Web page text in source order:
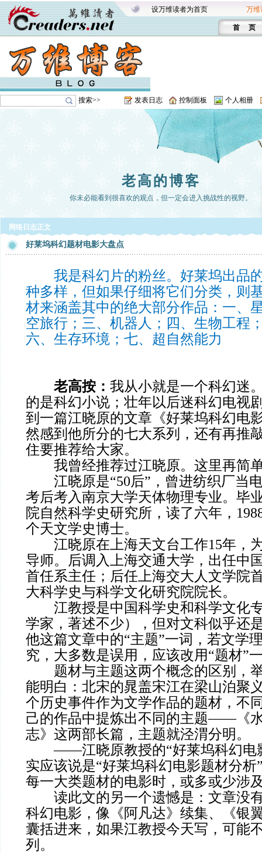
设万维读者为首页 万维
首 页
搜索>> 发表日志 控制面板 个人相册
老高的博客
你未必能看到很喜欢的观点，但一定会进入挑战性的视野。
网络日志正文
好莱坞科幻题材电影大盘点
我是科幻片的粉丝。好莱坞出品
种多样，但如果仔细将它们分类，则
材来涵盖其中的绝大部分作品：一、
空旅行；三、机器人；四、生物工程
六、生存环境；七、超自然能力
老高按： 我从小就是一个科幻迷
的是科幻小说；壮年以后迷科幻电视
到一篇江晓原的文章《好莱坞科幻电
然感到他所分的七大系列，还有再推
住要推荐给大家。
我曾经推荐过江晓原。这里再简
江晓原是“50后”，曾进纺织厂当
考后考入南京大学天体物理专业。毕
院自然科学史研究所，读了六年，
个天文学史博士。
江晓原在上海天文台工作15年，
导师。后调入上海交通大学，出任中
首任系主任；后任上海交大人文学院
大科学史与科学文化研究院院长。
江教授是中国科学史和科学文化
学家，著述不少），但对文科似乎还
他这篇文章中的“主题”一词，若文学
究，大多数是误用，应该改用“题材”
题材与主题这两个概念的区别，
能明白：北宋的晁盖宋江在梁山泊聚
个历史事件作为文学作品的题材，不
己的作品中提炼出不同的主题——《
志》这两部长篇，主题就泾渭分明。
——江晓原教授的“好莱坞科幻电
实应该说是“好莱坞科幻电影题材分析
每一大类题材的电影时，或多或少涉
读此文的另一个遗憾是：文章没
科幻电影，像《阿凡达》续集、《银
囊括进来，如果江教授今天写，可能
列。